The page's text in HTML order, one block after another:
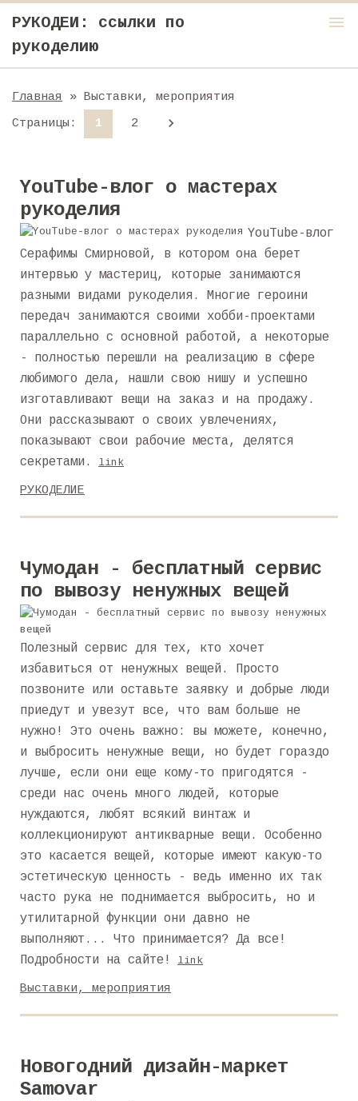
РУКОДЕИ: ссылки по
рукоделию
menu
Главная
» Выставки, мероприятия
Страницы : 1 2
YouTube-влог о мастерах
рукоделия
YouTube-влог
Серафимы Смирновой, в котором она берет
интервью у мастериц, которые занимаются
разными видами рукоделия. Многие героини
передач занимаются своими хобби-проектами
параллельно с основной работой, а некоторые
- полностью перешли на реализацию в сфере
любимого дела, нашли свою нишу и успешно
изготавливают вещи на заказ и на продажу.
Они рассказывают о своих увлечениях,
показывают свои рабочие места, делятся
секретами.
link
РУКОДЕЛИЕ
Чумодан - бесплатный сервис
по вывозу ненужных вещей
Полезный сервис для тех, кто хочет
избавиться от ненужных вещей. Просто
позвоните или оставьте заявку и добрые люди
приедут и увезут все, что вам больше не
нужно! Это очень важно: вы можете, конечно,
и выбросить ненужные вещи, но будет гораздо
лучше, если они еще кому-то пригодятся -
среди нас очень много людей, которые
нуждаются, любят всякий винтаж и
коллекционируют антикварные вещи. Особенно
это касается вещей, которые имеют какую-то
эстетическую ценность - ведь именно их так
часто рука не поднимается выбросить, но и
утилитарной функции они давно не
выполняют... Что принимается? Да все!
Подробности на сайте!
link
Выставки, мероприятия
Новогодний дизайн-маркет
Samovar